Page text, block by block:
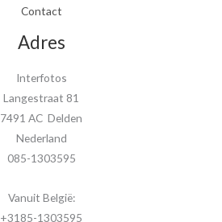
Contact
Adres
Interfotos
Langestraat 81
7491 AC Delden
Nederland
085-1303595
Vanuit België:
+3185-1303595